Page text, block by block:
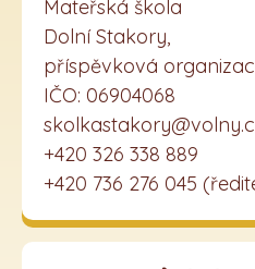
Mateřská škola
Dolní Stakory,
příspěvková
IČO: 06904068
+420 326 338 889
+420 736 276 045